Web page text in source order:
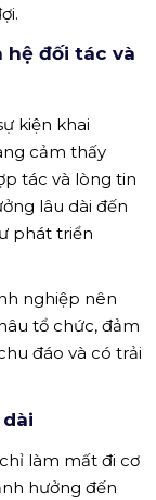
hệ đối tác và
kiện khai
cảm thấy
tác và lòng tin
lâu dài đến
phát triển
nghiệp nên
tổ chức, đảm
đáo và có trải
làm mất đi cơ
hưởng đến